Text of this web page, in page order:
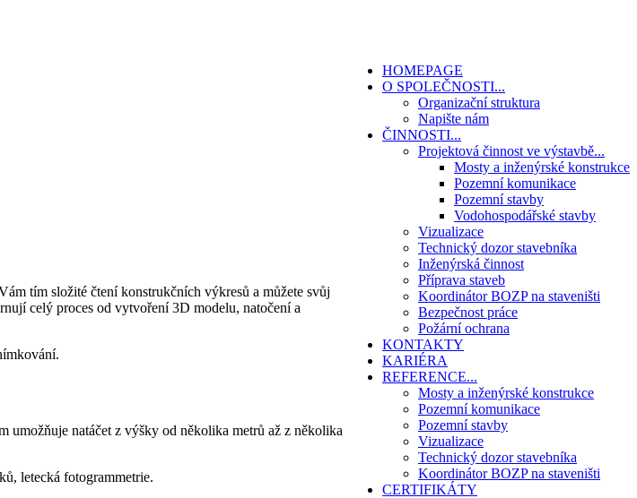
HOMEPAGE
O SPOLEČNOSTI...
Organizační struktura
Napište nám
ČINNOSTI...
Projektová činnost ve výstavbě...
Mosty a inženýrské konstrukce
Pozemní komunikace
Pozemní stavby
Vodohospodářské stavby
Vizualizace
Technický dozor stavebníka
Inženýrská činnost
Příprava staveb
Koordinátor BOZP na staveništi
Bezpečnost práce
Požární ochrana
KONTAKTY
KARIÉRA
REFERENCE...
Mosty a inženýrské konstrukce
Pozemní komunikace
Pozemní stavby
Vizualizace
Technický dozor stavebníka
Koordinátor BOZP na staveništi
CERTIFIKÁTY
tím složité čtení konstrukčních výkresů a můžete svůj
celý proces od vytvoření 3D modelu, natočení a
umožňuje natáčet z výšky od několika metrů až z několika
letecká fotogrammetrie.